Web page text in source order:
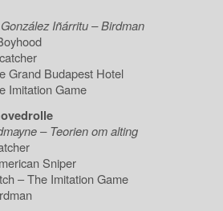
Iñárritu – Birdman
Grand Budapest Hotel
Imitation Game
– Teorien om alting
Sniper
– The Imitation Game